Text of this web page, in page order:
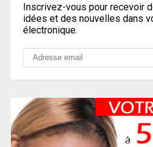
Inscrivez-vous pour recevoir
idées et des nouvelles dans
électronique.